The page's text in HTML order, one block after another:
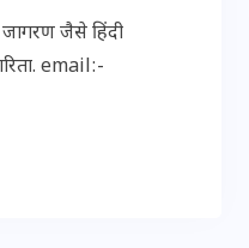
जैसे हिंदी
email:-